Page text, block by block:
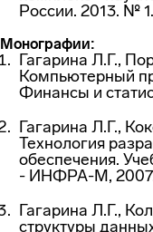
России. 2013. №
Монографии:
Гагарина Л.Г.,
Компьютерный
Финансы и
Гагарина Л.Г.,
Технология
обеспечения.
- ИНФРА-М,
Гагарина Л.Г.,
структуры